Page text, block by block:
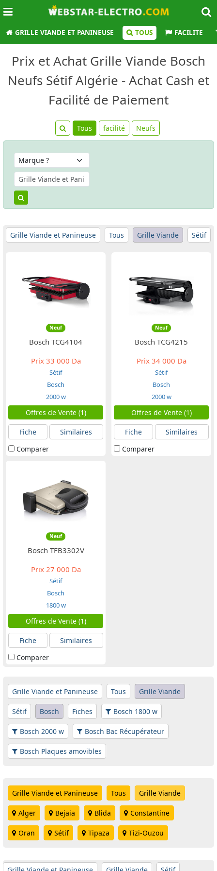
GRILLE VIANDE ET PANINEUSE TOUS FACILITE
Prix et Achat Grille Viande Bosch
Neufs Sétif Algérie - Achat Cash et
Facilité de Paiement
Tous facilité Neufs
Grille Viande et Panineuse Tous Grille Viande Sétif
Neuf
Bosch TCG4104
Prix33 000 Da
Sétif
Bosch
2000 w
Offres de Vente (1)
Fiche
Similaires
Comparer
Neuf
Bosch TCG4215
Prix34 000 Da
Sétif
Bosch
2000 w
Offres de Vente (1)
Fiche
Similaires
Comparer
Neuf
Bosch TFB3302V
Prix27 000 Da
Sétif
Bosch
1800 w
Offres de Vente (1)
Fiche
Similaires
Comparer
Grille Viande et Panineuse Tous Grille Viande
Sétif Bosch Fiches Bosch 1800 w
Bosch 2000 w Bosch Bac Récupérateur
Bosch Plaques amovibles
Grille Viande et Panineuse Tous Grille Viande
Alger Bejaia Blida Constantine
Oran Sétif Tipaza Tizi-Ouzou